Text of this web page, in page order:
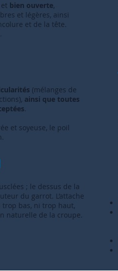
et bien ouverte,
et légères, ainsi
et de la tête.
(mélanges de
ainsi que toutes
.
et soyeuse, le poil
; le dessus de la
du garrot. L’attache
bas, ni trop haut,
naturelle de la croupe.